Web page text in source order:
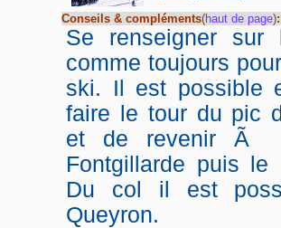
Conseils & compléments(haut de page):
Se renseigner
comme toujours
ski. Il est possible
faire le tour du pic
et de revenir Ã
Fontgillarde puis le
Du col il est
Queyron.